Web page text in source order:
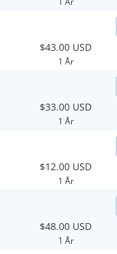
$43.00 USD
1 År
$33.00 USD
1 År
$12.00 USD
1 År
$48.00 USD
1 År